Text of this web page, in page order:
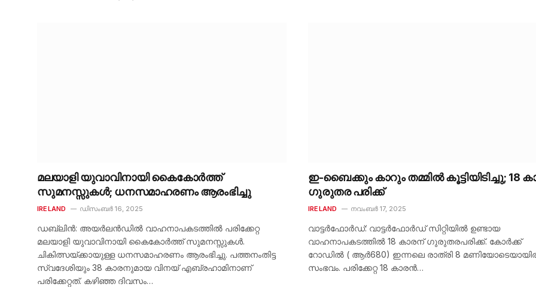
മലയാളി യുവാവിനായി കൈകോർത്ത്
സുമനസ്സുകൾ; ധനസമാഹരണം ആരംഭിച്ചു
IRELAND ഡിസംബർ 16, 2025
ഡബ്ലിൻ: അയർലൻഡിൽ വാഹനാപകടത്തിൽ പരിക്കേറ്റ
മലയാളി യുവാവിനായി കൈകോർത്ത് സുമനസ്സുകൾ.
ചികിത്സയ്ക്കായുള്ള ധനസമാഹരണം ആരംഭിച്ചു. പത്തനംതിട്ട
സ്വദേശിയും 38 കാരനുമായ വിനയ് എബ്രഹാമിനാണ്
പരിക്കേറ്റത്. കഴിഞ്ഞ ദിവസം…
ഇ-ബൈക്കും കാറും തമ്മിൽ കൂട്ടിയിടിച്ചു; 18
ഗുരുതര പരിക്ക്
IRELAND നവംബർ 17, 2025
വാട്ടർഫോർഡ്: വാട്ടർഫോർഡ് സിറ്റിയിൽ ഉണ്ടായ
വാഹനാപകടത്തിൽ 18 കാരന് ഗുരുതരപരിക്ക്. കോർക്ക്
റോഡിൽ ( ആർ680) ഇന്നലെ രാത്രി 8
സംഭവം. പരിക്കേറ്റ 18 കാരൻ…